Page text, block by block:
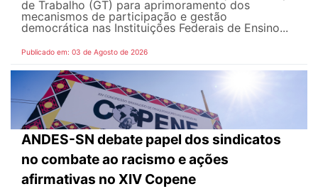
de Trabalho (GT) para aprimoramento dos
mecanismos de participação e gestão
democrática nas Instituições Federais de Ensino...
Publicado em: 03 de Agosto de 2026
ANDES-SN debate papel dos sindicatos
no combate ao racismo e ações
afirmativas no XIV Copene